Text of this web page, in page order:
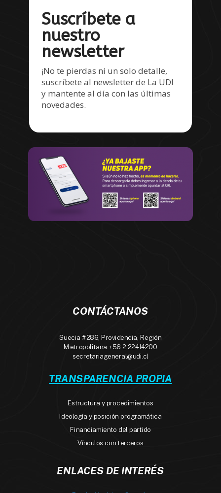
Suscríbete a
nuestro
newsletter
¡No te pierdas ni un solo detalle,
suscríbete al newsletter de La UDI
y mantente al día con las últimas
novedades.
CONTÁCTANOS
Suecia #286, Providencia, Región
Metropolitana +56 2 22414200
secretariageneral@udi.cl
TRANSPARENCIA PROPIA
Estructura y procedimientos
Ideología y posición programática
Financiamiento del partido
Vínculos con terceros
ENLACES DE INTERÉS